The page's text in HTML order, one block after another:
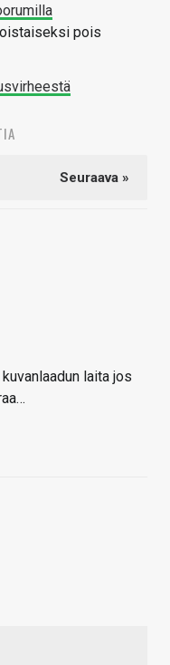
pois
Seuraava »
laita jos